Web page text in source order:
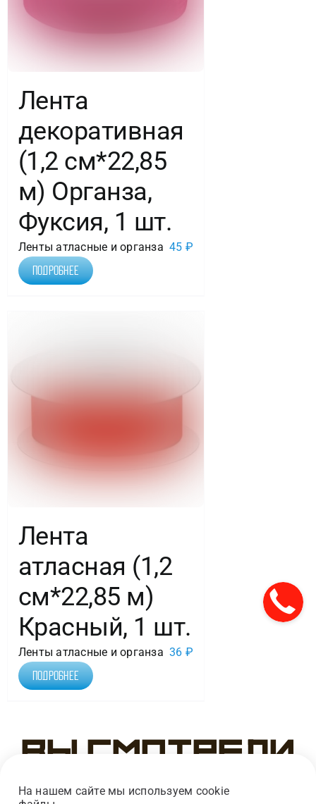
Лента
декоративная
(1,2 см*22,85
м) Органза,
Фуксия, 1 шт.
Ленты атласные и органза 45 ₽
Подробнее
Лента
атласная (1,2
см*22,85 м)
Красный, 1 шт.
Ленты атласные и органза 36 ₽
Подробнее
Вы смотрели
На нашем сайте мы используем cookie